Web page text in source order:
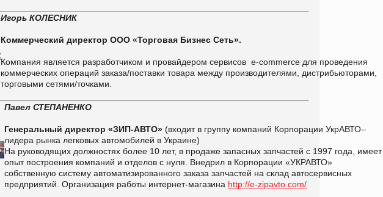
Игорь КОЛЕСНИК
Коммерческий директор ООО «Торговая Бизнес Сеть».
Компания является разработчиком и провайдером сервисов e-commerce для проведения
коммерческих операций заказа/поставки товара между производителями, дистрибьюторами,
торговыми сетями/точками.
Павел СТЕПАНЕНКО
Генеральный директор «ЗИП-АВТО» (входит в группу компаний Корпорации УкрАВТО–
лидера рынка легковых автомобилей в Украине)
На руководящих должностях более 10 лет, в продаже запасных запчастей с 1997 года, имеет
опыт построения компаний и отделов с нуля. Внедрил в Корпорации «УКРАВТО»
собственную систему автоматизированного заказа запчастей на склад автосервисных
предприятий. Организация работы интернет-магазина http://e-zipavto.com/